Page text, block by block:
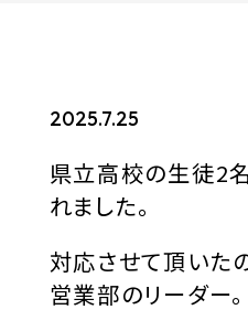
事業内容
SAFETY
安全対策
2025.7.25
県立高校の生徒2
れました。
対応させて頂いた
営業部のリーダー。